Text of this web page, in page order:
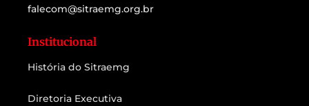
falecom@sitraemg.org.br
Institucional
História do Sitraemg
Diretoria Executiva